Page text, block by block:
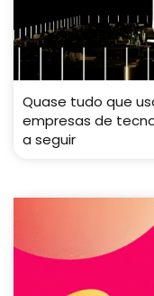
Quase tudo que
empresas de
a seguir